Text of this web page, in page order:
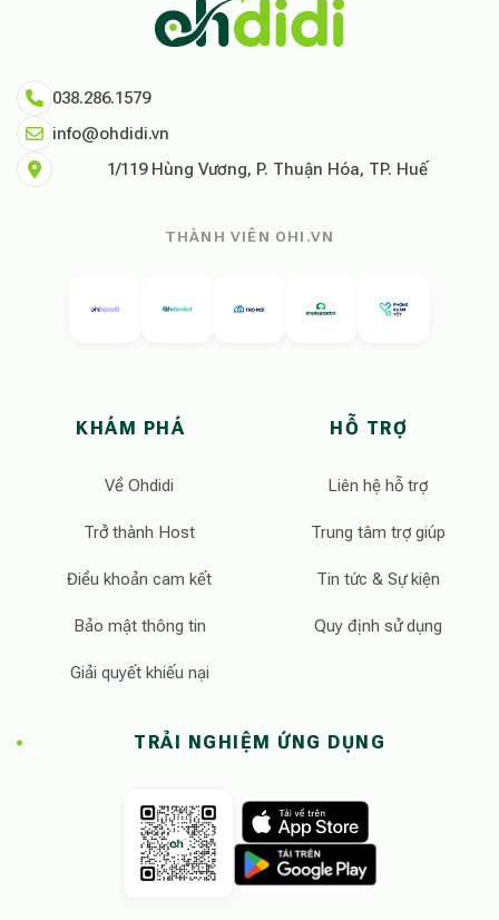
038.286.1579
info@ohdidi.vn
1/119 Hùng Vương, P. Thuận Hóa, TP. Huế
THÀNH VIÊN OHI.VN
KHÁM PHÁ
Về Ohdidi
Trở thành Host
Điều khoản cam kết
Bảo mật thông tin
Giải quyết khiếu nại
HỖ TRỢ
Liên hệ hỗ trợ
Trung tâm trợ giúp
Tin tức & Sự kiện
Quy định sử dụng
TRẢI NGHIỆM ỨNG DỤNG